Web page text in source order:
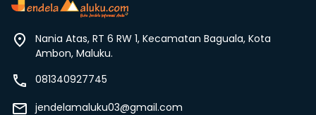
Nania Atas, RT 6 RW 1, Kecamatan Baguala, Kota
Ambon, Maluku.
081340927745
jendelamaluku03@gmail.com